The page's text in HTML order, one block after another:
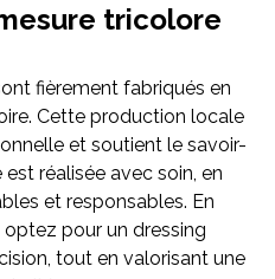
tricolore
fièrement fabriqués en
Cette production locale
et soutient le savoir-
réalisée avec soin, en
et responsables. En
pour un dressing
tout en valorisant une